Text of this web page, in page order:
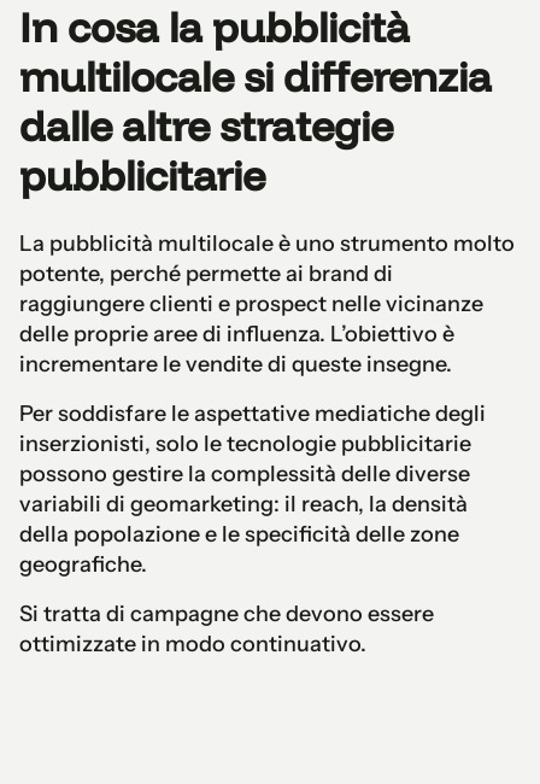
In cosa la pubblicità
multilocale si differenzia
dalle altre strategie
pubblicitarie
La pubblicità multilocale è uno strumento molto
potente, perché permette ai brand di
raggiungere clienti e prospect nelle vicinanze
delle proprie aree di influenza. L’obiettivo è
incrementare le vendite di queste insegne.
Per soddisfare le aspettative mediatiche degli
inserzionisti, solo le tecnologie pubblicitarie
possono gestire la complessità delle diverse
variabili di geomarketing: il reach, la densità
della popolazione e le specificità delle zone
geografiche.
Si tratta di campagne che devono essere
ottimizzate in modo continuativo.